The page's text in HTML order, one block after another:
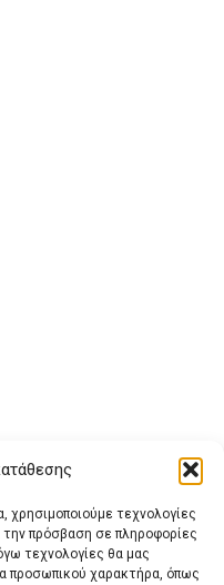
χρησιμοποιούμε τεχνολογίες
πρόσβαση σε πληροφορίες
τεχνολογίες θα μας
προσωπικού χαρακτήρα, όπως